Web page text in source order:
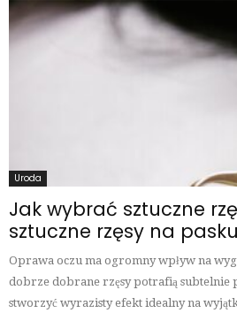
Uroda
Jak wybrać sztuczne
sztuczne rzęsy na
Oprawa oczu ma ogromny wpływ na
dobrze dobrane rzęsy potrafią subtelnie
stworzyć wyrazisty efekt idealny na